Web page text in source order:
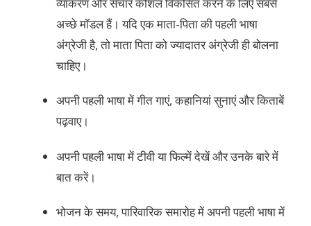
अच्छे मॉडल हैं। यदि एक माता-पिता की पहली भाषा
अंग्रेजी है, तो माता पिता को ज्यादातर अंग्रेजी ही बोलना
चाहिए।
अपनी पहली भाषा में गीत गाएं, कहानियां सुनाएं और किताबें
पढ़वाए।
अपनी पहली भाषा में टीवी या फिल्में देखें और उनके बारे में
बात करें।
भोजन के समय, पारिवारिक समारोह में अपनी पहली भाषा में